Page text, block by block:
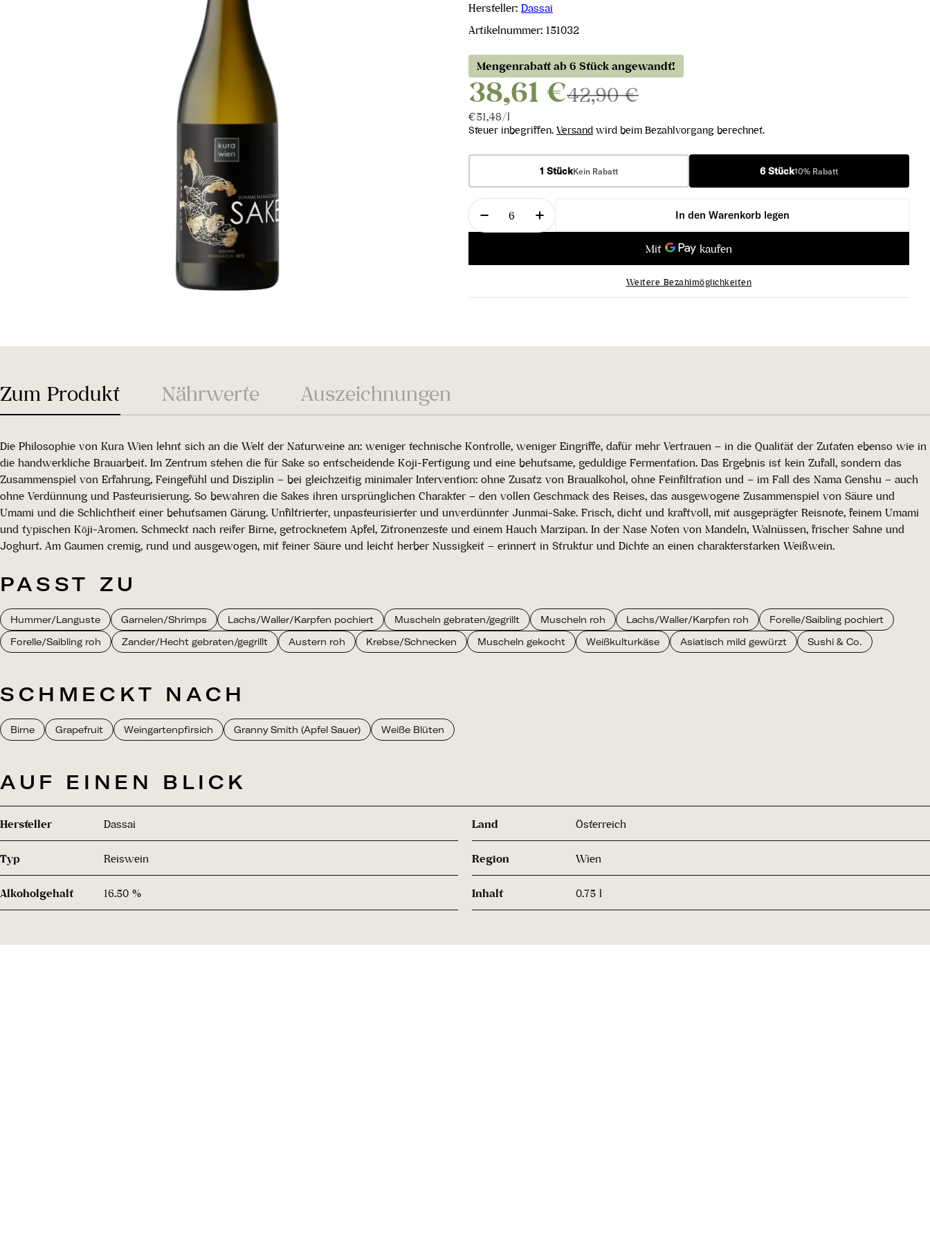
Hersteller: Dassai
Artikelnummer: 151032
Mengenrabatt ab 6 Stück angewandt!
38,61 €42,90 €
Stückpreis
€51,48/pro
l
Steuer inbegriffen. Versand wird beim Bezahlvorgang berechnet.
1 StückKein Rabatt 6 Stück10% Rabatt
Menge
Menge für Kinshachi Junmai Muroka Namagenshu verringern
Menge für Kinshachi Junmai Muroka Namagenshu erhöhen
In den Warenkorb legen
Weitere Bezahlmöglichkeiten
Zum Produkt Nährwerte Auszeichnungen
Die Philosophie von Kura Wien lehnt sich an die Welt der Naturweine an: weniger technische Kontrolle, weniger Eingriffe, dafür mehr Vertrauen – in die Qualität der Zutaten ebenso wie in
die handwerkliche Brauarbeit. Im Zentrum stehen die für Sake so entscheidende Koji-Fertigung und eine behutsame, geduldige Fermentation. Das Ergebnis ist kein Zufall, sondern das
Zusammenspiel von Erfahrung, Feingefühl und Disziplin – bei gleichzeitig minimaler Intervention: ohne Zusatz von Braualkohol, ohne Feinfiltration und – im Fall des Nama Genshu – auch
ohne Verdünnung und Pasteurisierung. So bewahren die Sakes ihren ursprünglichen Charakter – den vollen Geschmack des Reises, das ausgewogene Zusammenspiel von Säure und
Umami und die Schlichtheit einer behutsamen Gärung. Unfiltrierter, unpasteurisierter und unverdünnter Junmai-Sake. Frisch, dicht und kraftvoll, mit ausgeprägter Reisnote, feinem Umami
und typischen Kōji-Aromen. Schmeckt nach reifer Birne, getrocknetem Apfel, Zitronenzeste und einem Hauch Marzipan. In der Nase Noten von Mandeln, Walnüssen, frischer Sahne und
Joghurt. Am Gaumen cremig, rund und ausgewogen, mit feiner Säure und leicht herber Nussigkeit – erinnert in Struktur und Dichte an einen charakterstarken Weißwein.
PASST ZU
Hummer/Languste Garnelen/Shrimps Lachs/Waller/Karpfen pochiert Muscheln gebraten/gegrillt Muscheln roh Lachs/Waller/Karpfen roh
Forelle/Saibling pochiert
Forelle/Saibling roh
Zander/Hecht gebraten/gegrillt Austern roh Krebse/Schnecken Muscheln gekocht Weißkulturkäse Asiatisch mild gewürzt Sushi & Co.
SCHMECKT NACH
Birne Grapefruit Weingartenpfirsich Granny Smith (Apfel Sauer) Weiße Blüten
AUF EINEN BLICK
Hersteller Dassai Land Österreich
Typ Reiswein Region Wien
Alkoholgehalt 16.50 % Inhalt 0.75 l